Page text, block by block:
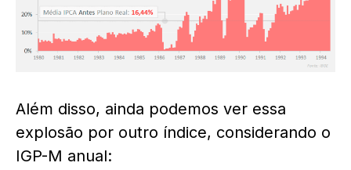
Além disso, ainda podemos ver essa
explosão por outro índice, considerando o
IGP-M anual: